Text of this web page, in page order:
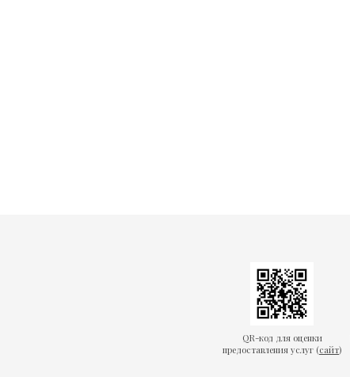
QR-код для оценки
предоставления услуг (сайт)